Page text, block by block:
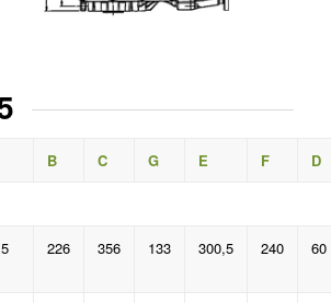
B C G E F D
226 356 133 300,5 240 60